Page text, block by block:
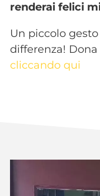
renderai felici
Un piccolo
differenza!
cliccando qui